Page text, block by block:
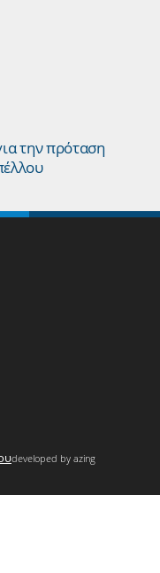
την πρόταση
developed by azing